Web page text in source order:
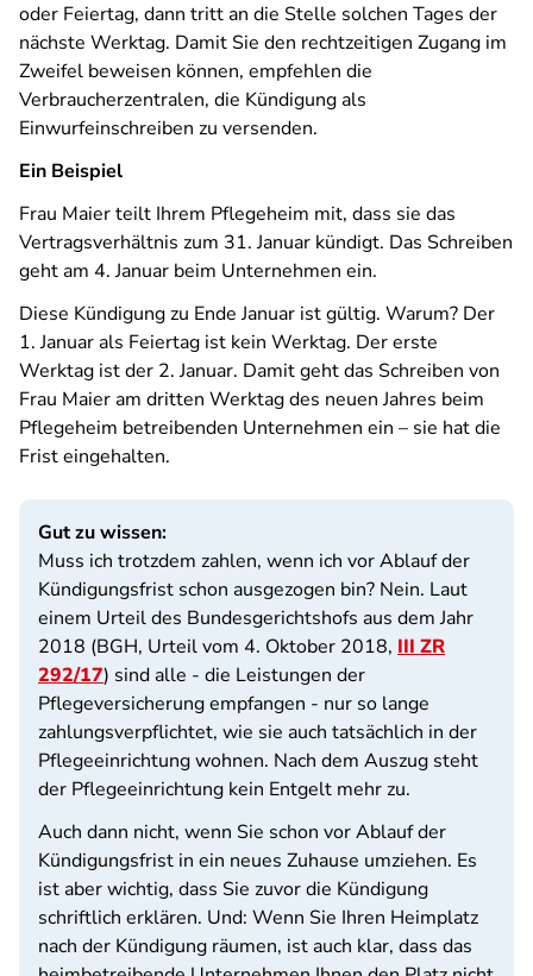
oder Feiertag, dann tritt an die Stelle solchen Tages der
nächste Werktag. Damit Sie den rechtzeitigen Zugang im
Zweifel beweisen können, empfehlen die
Verbraucherzentralen, die Kündigung als
Einwurfeinschreiben zu versenden.
Ein Beispiel
Frau Maier teilt Ihrem Pflegeheim mit, dass sie das
Vertragsverhältnis zum 31. Januar kündigt. Das Schreiben
geht am 4. Januar beim Unternehmen ein.
Diese Kündigung zu Ende Januar ist gültig. Warum? Der
1. Januar als Feiertag ist kein Werktag. Der erste
Werktag ist der 2. Januar. Damit geht das Schreiben von
Frau Maier am dritten Werktag des neuen Jahres beim
Pflegeheim betreibenden Unternehmen ein – sie hat die
Frist eingehalten.
Gut zu wissen:
Muss ich trotzdem zahlen, wenn ich vor Ablauf der
Kündigungsfrist schon ausgezogen bin? Nein. Laut
einem Urteil des Bundesgerichtshofs aus dem Jahr
2018 (BGH, Urteil vom 4. Oktober 2018, III ZR
292/17) sind alle - die Leistungen der
Pflegeversicherung empfangen - nur so lange
zahlungsverpflichtet, wie sie auch tatsächlich in der
Pflegeeinrichtung wohnen. Nach dem Auszug steht
der Pflegeeinrichtung kein Entgelt mehr zu.
Auch dann nicht, wenn Sie schon vor Ablauf der
Kündigungsfrist in ein neues Zuhause umziehen. Es
ist aber wichtig, dass Sie zuvor die Kündigung
schriftlich erklären. Und: Wenn Sie Ihren Heimplatz
nach der Kündigung räumen, ist auch klar, dass das